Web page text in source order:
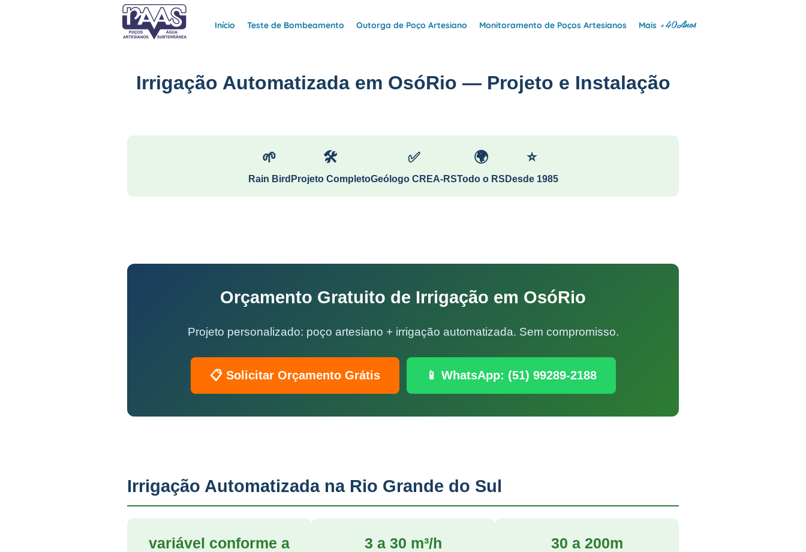
Início Teste de Bombeamento Outorga de Poço Artesiano Monitoramento de Poços Artesianos Mais +40Anos
Irrigação Automatizada em OsóRio — Projeto e Instalação
🌱
Rain Bird
🛠
Projeto Completo
✅
Geólogo CREA-RS
🌍
Todo o RS
⭐
Desde 1985
Orçamento Gratuito de Irrigação em OsóRio
Projeto personalizado: poço artesiano + irrigação automatizada. Sem compromisso.
📋 Solicitar Orçamento Grátis 📱 WhatsApp: (51) 99289-2188
Irrigação Automatizada na Rio Grande do Sul
variável conforme a
3 a 30 m³/h 30 a 200m